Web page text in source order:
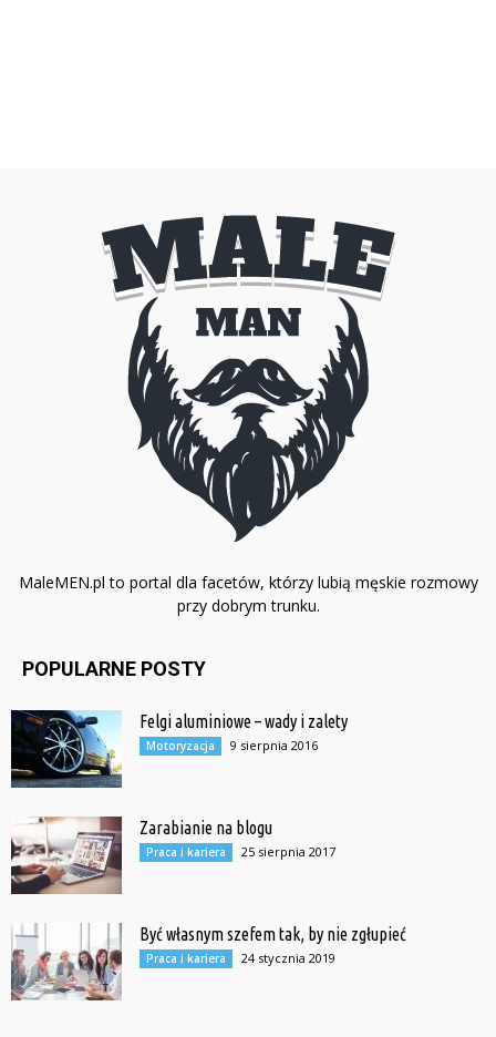
MaleMEN.pl to portal dla facetów, którzy lubią męskie rozmowy
przy dobrym trunku.
POPULARNE POSTY
Felgi aluminiowe – wady i zalety
Motoryzacja 9 sierpnia 2016
Zarabianie na blogu
Praca i kariera 25 sierpnia 2017
Być własnym szefem tak, by nie zgłupieć
Praca i kariera 24 stycznia 2019